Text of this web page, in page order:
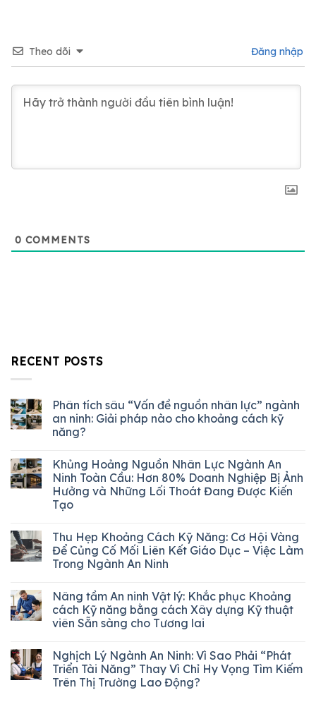
Theo dõi Đăng nhập
0 COMMENTS
RECENT POSTS
Phân tích sâu “Vấn đề nguồn nhân lực” ngành
an ninh: Giải pháp nào cho khoảng cách kỹ
năng?
Khủng Hoảng Nguồn Nhân Lực Ngành An
Ninh Toàn Cầu: Hơn 80% Doanh Nghiệp Bị Ảnh
Hưởng và Những Lối Thoát Đang Được Kiến
Tạo
Thu Hẹp Khoảng Cách Kỹ Năng: Cơ Hội Vàng
Để Củng Cố Mối Liên Kết Giáo Dục – Việc Làm
Trong Ngành An Ninh
Nâng tầm An ninh Vật lý: Khắc phục Khoảng
cách Kỹ năng bằng cách Xây dựng Kỹ thuật
viên Sẵn sàng cho Tương lai
Nghịch Lý Ngành An Ninh: Vì Sao Phải “Phát
Triển Tài Năng” Thay Vì Chỉ Hy Vọng Tìm Kiếm
Trên Thị Trường Lao Động?